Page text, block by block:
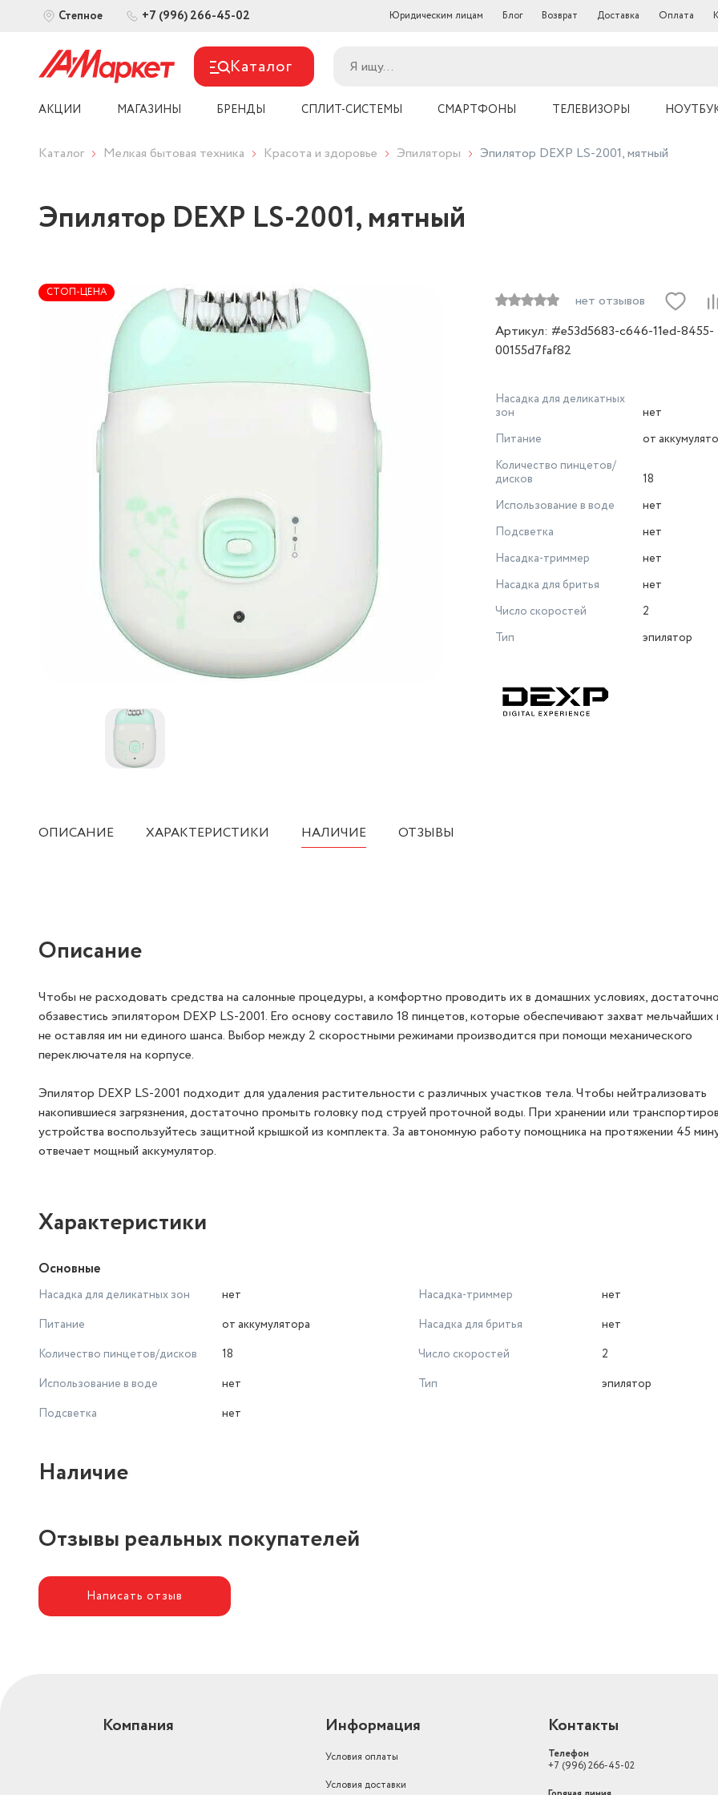
Степное +7 (996) 266-45-02 Юридическим лицам Блог Возврат Доставка Оплата
Каталог
АКЦИИ МАГАЗИНЫ БРЕНДЫ СПЛИТ-СИСТЕМЫ СМАРТФОНЫ ТЕЛЕВИЗОРЫ
Каталог Мелкая бытовая техника Красота и здоровье Эпиляторы Эпилятор DEXP LS-2001, мятный
Эпилятор DEXP LS-2001, мятный
СТОП-ЦЕНА
нет отзывов
Артикул: #e53d5683-c646-11ed-8455-
00155d7faf82
Насадка для деликатных
зон
нет
Питание
от
Количество пинцетов/
дисков
18
Использование в воде
нет
Подсветка
нет
Насадка-триммер
нет
Насадка для бритья
нет
Число скоростей
2
Тип
эпилятор
ОПИСАНИЕ ХАРАКТЕРИСТИКИ НАЛИЧИЕ ОТЗЫВЫ
Описание
Чтобы не расходовать средства на салонные процедуры, а комфортно проводить их в домашних условиях, достаточно
обзавестись эпилятором DEXP LS-2001. Его основу составило 18 пинцетов, которые обеспечивают захват мельчайших
не оставляя им ни единого шанса. Выбор между 2 скоростными режимами производится при помощи механического
переключателя на корпусе.
Эпилятор DEXP LS-2001 подходит для удаления растительности с различных участков тела. Чтобы нейтрализовать
накопившиеся загрязнения, достаточно промыть головку под струей проточной воды. При хранении или
устройства воспользуйтесь защитной крышкой из комплекта. За автономную работу помощника на протяжении 45
отвечает мощный аккумулятор.
Характеристики
Основные
Насадка для деликатных зон
нет
Питание
от аккумулятора
Количество пинцетов/дисков
18
Использование в воде
нет
Подсветка
нет
Насадка-триммер
нет
Насадка для бритья
нет
Число скоростей
2
Тип
эпилятор
Наличие
Отзывы реальных покупателей
Написать отзыв
Компания Информация
Условия оплаты
Условия доставки
Контакты
Телефон
+7 (996) 266-45-02